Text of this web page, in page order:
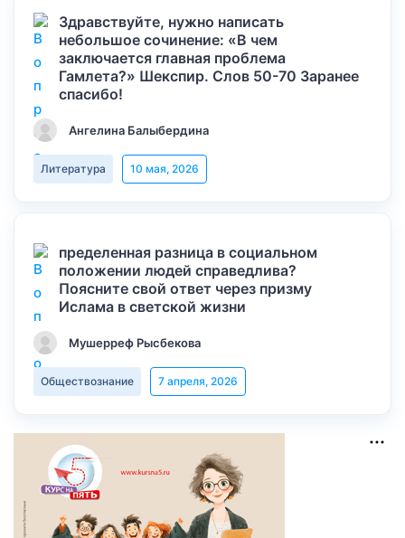
Здравствуйте, нужно написать
небольшое сочинение: «В чем
заключается главная проблема
Гамлета?» Шекспир. Слов 50-70 Заранее
спасибо!
Ангелина Балыбердина
Литература 10 мая, 2026
пределенная разница в социальном
положении людей справедлива?
Поясните свой ответ через призму
Ислама в светской жизни
Мушерреф Рысбекова
Обществознание 7 апреля, 2026